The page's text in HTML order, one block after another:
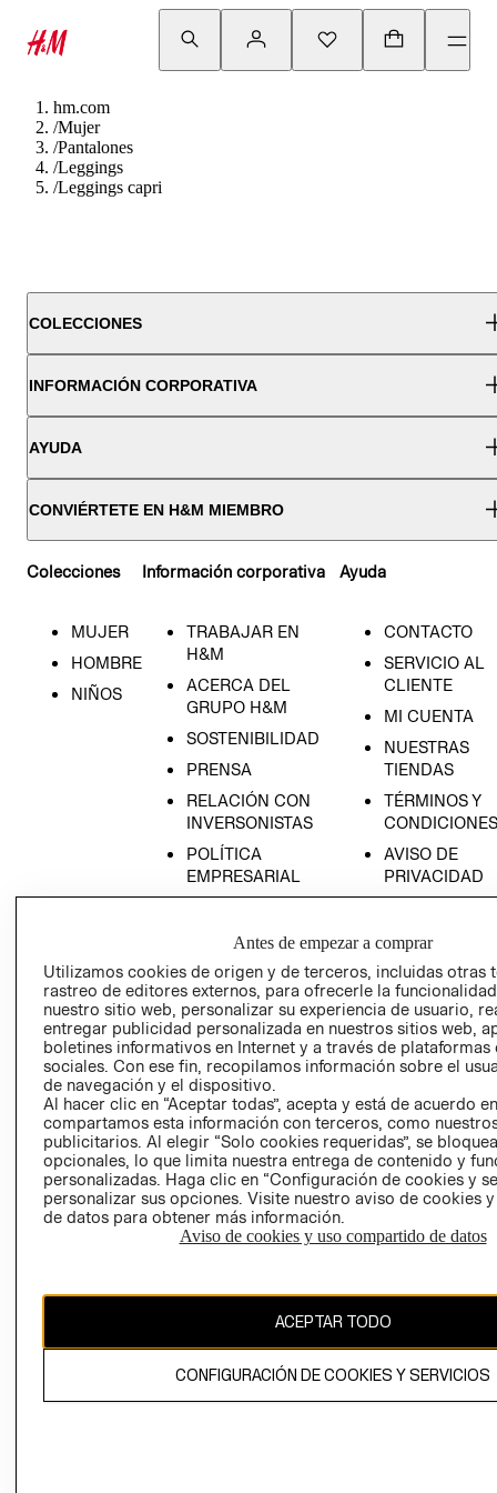
hm.com
/Mujer
/Pantalones
/Leggings
/Leggings capri
COLECCIONES
INFORMACIÓN CORPORATIVA
AYUDA
CONVIÉRTETE EN H&M MIEMBRO
Colecciones
MUJER
HOMBRE
NIÑOS
Información corporativa
TRABAJAR EN
H&M
ACERCA DEL
GRUPO H&M
SOSTENIBILIDAD
PRENSA
RELACIÓN CON
INVERSONISTAS
POLÍTICA
EMPRESARIAL
Ayuda
CONTACTO
SERVICIO AL
CLIENTE
MI CUENTA
NUESTRAS
TIENDAS
TÉRMINOS Y
CONDICIONES
AVISO DE
PRIVACIDAD
AVISO DE
LIBRO DE
Ecuador ($)
CAMBIAR REGIÓN
propiedad de H&M Hennes & Mauritz AB.
Antes de empezar a comprar
Utilizamos cookies de origen y de terceros, incluidas otras
rastreo de editores externos, para ofrecerle la
nuestro sitio web, personalizar su experiencia de usuario,
entregar publicidad personalizada en nuestros sitios web,
boletines informativos en Internet y a través de plataformas
sociales. Con ese fin, recopilamos información sobre el
de navegación y el dispositivo.
Al hacer clic en “Aceptar todas”, acepta y está de acuerdo
compartamos esta información con terceros, como
publicitarios. Al elegir “Solo cookies requeridas”, se
opcionales, lo que limita nuestra entrega de contenido y
personalizadas. Haga clic en “Configuración de cookies y
personalizar sus opciones. Visite nuestro aviso de cookies
de datos para obtener más información.
Aviso de cookies y uso compartido de datos
ACEPTAR TODO
CONFIGURACIÓN DE COOKIES Y SERVICIOS